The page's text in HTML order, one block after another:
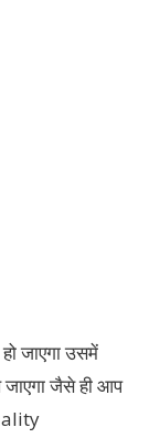
जाएगा उसमें
जैसे ही आप